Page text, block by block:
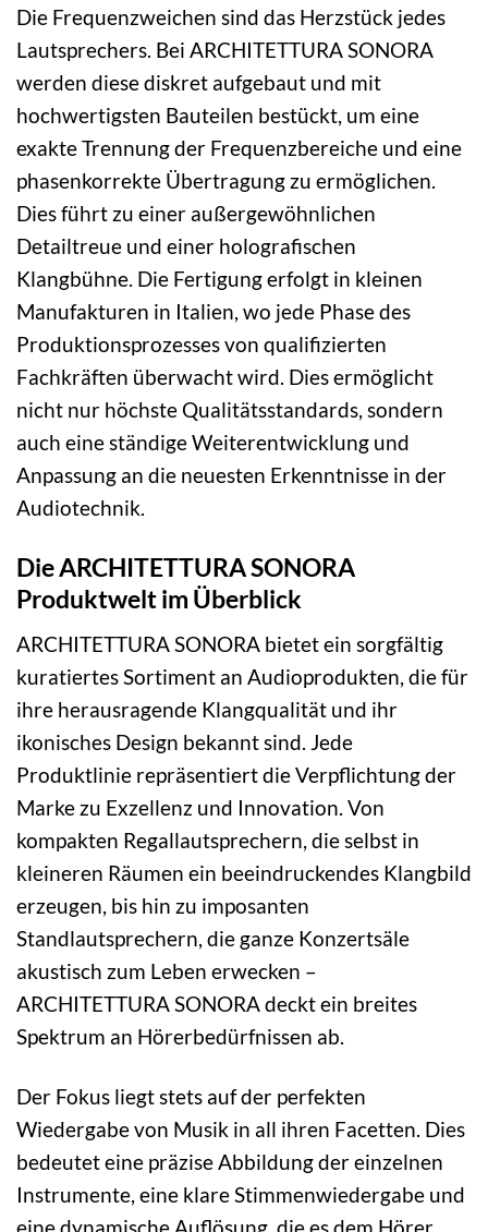
Die Frequenzweichen sind das Herzstück jedes
Lautsprechers. Bei ARCHITETTURA SONORA
werden diese diskret aufgebaut und mit
hochwertigsten Bauteilen bestückt, um eine
exakte Trennung der Frequenzbereiche und eine
phasenkorrekte Übertragung zu ermöglichen.
Dies führt zu einer außergewöhnlichen
Detailtreue und einer holografischen
Klangbühne. Die Fertigung erfolgt in kleinen
Manufakturen in Italien, wo jede Phase des
Produktionsprozesses von qualifizierten
Fachkräften überwacht wird. Dies ermöglicht
nicht nur höchste Qualitätsstandards, sondern
auch eine ständige Weiterentwicklung und
Anpassung an die neuesten Erkenntnisse in der
Audiotechnik.
Die ARCHITETTURA SONORA
Produktwelt im Überblick
ARCHITETTURA SONORA bietet ein sorgfältig
kuratiertes Sortiment an Audioprodukten, die für
ihre herausragende Klangqualität und ihr
ikonisches Design bekannt sind. Jede
Produktlinie repräsentiert die Verpflichtung der
Marke zu Exzellenz und Innovation. Von
kompakten Regallautsprechern, die selbst in
kleineren Räumen ein beeindruckendes Klangbild
erzeugen, bis hin zu imposanten
Standlautsprechern, die ganze Konzertsäle
akustisch zum Leben erwecken –
ARCHITETTURA SONORA deckt ein breites
Spektrum an Hörerbedürfnissen ab.
Der Fokus liegt stets auf der perfekten
Wiedergabe von Musik in all ihren Facetten. Dies
bedeutet eine präzise Abbildung der einzelnen
Instrumente, eine klare Stimmenwiedergabe und
eine dynamische Auflösung, die es dem Hörer